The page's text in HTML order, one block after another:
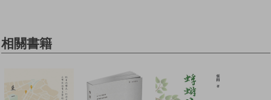
相關書籍